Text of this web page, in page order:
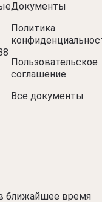
Документы
Политика
Пользовательское
соглашение
Все документы
ближайшее время